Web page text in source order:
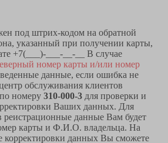
под штрих-кодом на обратной
указанный при получении карты,
+7(___)-___-__-__ В случае
номер карты и/или номер
данные, если ошибка не
обслуживания клиентов
номеру 310-000-3 для проверки и
Ваших данных. Для
данные Вам будет
карты и Ф.И.О. владельца. На
корректировки данных Вы сможете